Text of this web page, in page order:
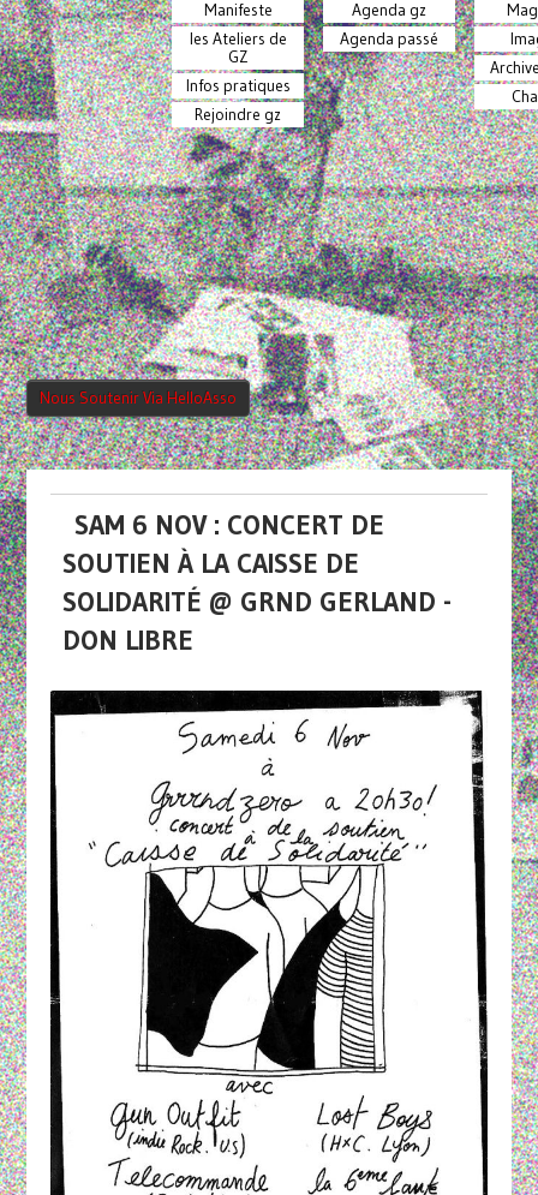
Manifeste
les Ateliers de
GZ
Infos pratiques
Rejoindre gz
Agenda gz
Agenda passé
Nous Soutenir Via HelloAsso
SAM 6 NOV : CONCERT DE
SOUTIEN À LA CAISSE DE
SOLIDARITÉ @ GRND GERLAND -
DON LIBRE